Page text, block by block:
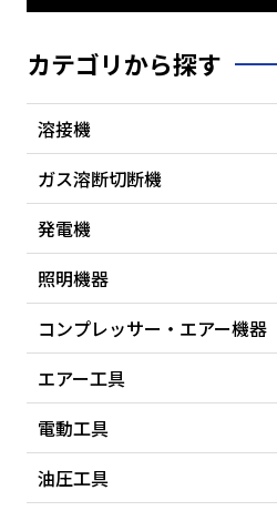
カテゴリから探す
溶接機
ガス溶断切断機
発電機
照明機器
コンプレッサー・エアー機器
エアー工具
電動工具
油圧工具